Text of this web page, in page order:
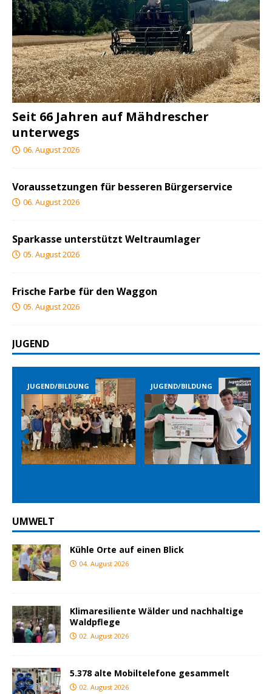
Seit 66 Jahren auf Mähdrescher
unterwegs
06. August 2026
Voraussetzungen für besseren Bürgerservice
06. August 2026
Sparkasse unterstützt Weltraumlager
05. August 2026
Frische Farbe für den Waggon
05. August 2026
JUGEND
JUGEND/BILDUNG JUGEND/BILDUNG
Prev
ious
Nex
t
UMWELT
Kühle Orte auf einen Blick
04. August 2026
Klimaresiliente Wälder und nachhaltige
Waldpflege
02. August 2026
5.378 alte Mobiltelefone gesammelt
02. August 2026